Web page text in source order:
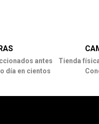
antes
día en cientos
Tienda